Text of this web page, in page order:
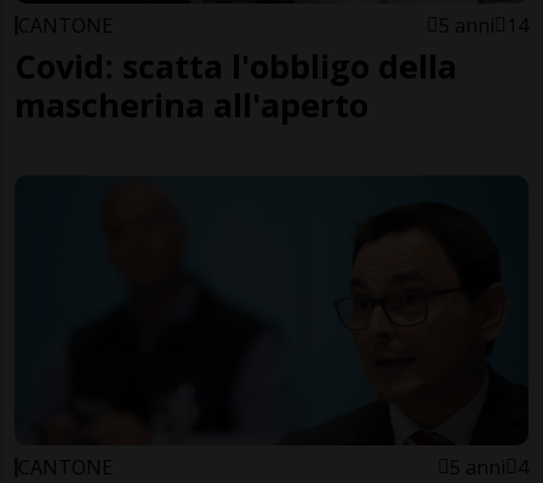
CANTONE 5 anni 14
Covid: scatta l'obbligo della
mascherina all'aperto
CANTONE 5 anni 4